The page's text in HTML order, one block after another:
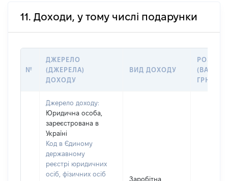
11. Доходи, у тому числі подарунки
№
ДЖЕРЕЛО
(ДЖЕРЕЛА)
ДОХОДУ
ВИД ДОХОДУ
РОЗМІР
ГРН
Джерело доходу:
Юридична особа,
зареєстрована в
Україні
Код в Єдиному
державному
реєстрі юридичних
осіб, фізичних осіб
Заробітна